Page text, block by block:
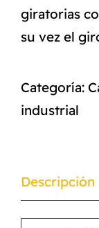
giratorias
su vez el
Categoría:
industrial
Descripción